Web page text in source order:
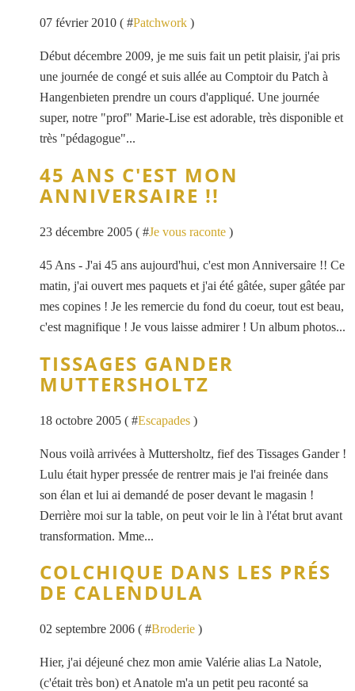
07 février 2010 ( #Patchwork )
Début décembre 2009, je me suis fait un petit plaisir, j'ai pris
une journée de congé et suis allée au Comptoir du Patch à
Hangenbieten prendre un cours d'appliqué. Une journée
super, notre "prof" Marie-Lise est adorable, très disponible et
très "pédagogue"...
45 ANS C'EST MON
ANNIVERSAIRE !!
23 décembre 2005 ( #Je vous raconte )
45 Ans - J'ai 45 ans aujourd'hui, c'est mon Anniversaire !! Ce
matin, j'ai ouvert mes paquets et j'ai été gâtée, super gâtée par
mes copines ! Je les remercie du fond du coeur, tout est beau,
c'est magnifique ! Je vous laisse admirer ! Un album photos...
TISSAGES GANDER
MUTTERSHOLTZ
18 octobre 2005 ( #Escapades )
Nous voilà arrivées à Muttersholtz, fief des Tissages Gander !
Lulu était hyper pressée de rentrer mais je l'ai freinée dans
son élan et lui ai demandé de poser devant le magasin !
Derrière moi sur la table, on peut voir le lin à l'état brut avant
transformation. Mme...
COLCHIQUE DANS LES PRÉS
DE CALENDULA
02 septembre 2006 ( #Broderie )
Hier, j'ai déjeuné chez mon amie Valérie alias La Natole,
(c'était très bon) et Anatole m'a un petit peu raconté sa